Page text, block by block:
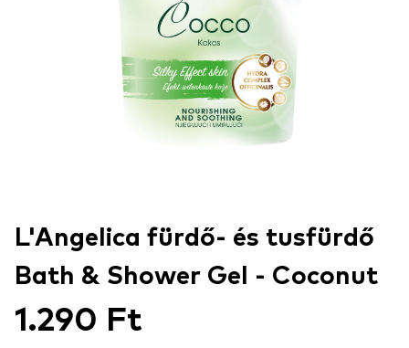
L'Angelica fürdő- és tusfürdő
Bath & Shower Gel - Coconut
1.290 Ft